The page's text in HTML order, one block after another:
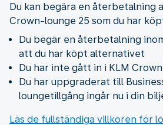
Du kan begära en återbetalning
Crown-lounge 25 som du har
Du begär en återbetalning
att du har köpt alternativet
Du har inte gått in i KLM
Du har uppgraderat till
loungetillgång ingår nu i din
Läs de fullständiga villkoren för